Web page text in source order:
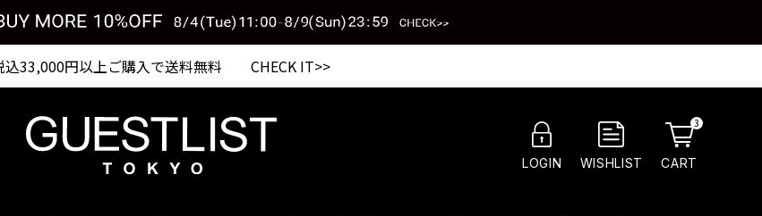
込33,000円以上ご購入で送料無料 CHECK IT>>
LOGIN WISHLIST CART
3